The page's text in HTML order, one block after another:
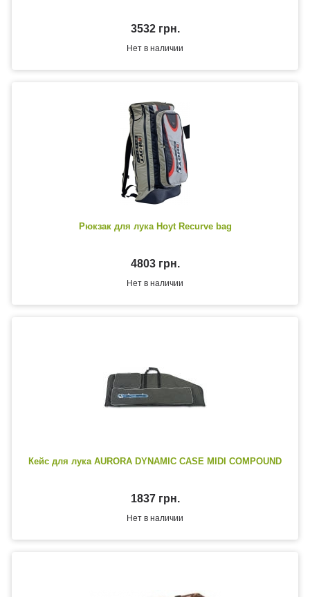
3532 грн.
Нет в наличии
Рюкзак для лука Hoyt Recurve bag
4803 грн.
Нет в наличии
Кейс для лука AURORA DYNAMIC CASE MIDI COMPOUND
1837 грн.
Нет в наличии